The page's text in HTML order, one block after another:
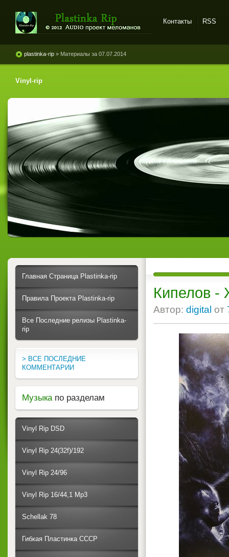
винила и магнитоальбомов
Контакты RSS
plastinka-rip » Материалы за 07.07.2014
Vinyl-rip
Кипелов -
Автор: digital от
Главная Страница Plastinka-rip
Правила Проекта Plastinka-rip
Все Последние релизы Plastinka-
rip
> ВСЕ ПОСЛЕДНИЕ
КОММЕНТАРИИ
Музыка по разделам
Vinyl Rip DSD
Vinyl Rip 24(32f)/192
Vinyl Rip 24/96
Vinyl Rip 16/44,1 Mp3
Schellak 78
Гибкая Пластинка СССР